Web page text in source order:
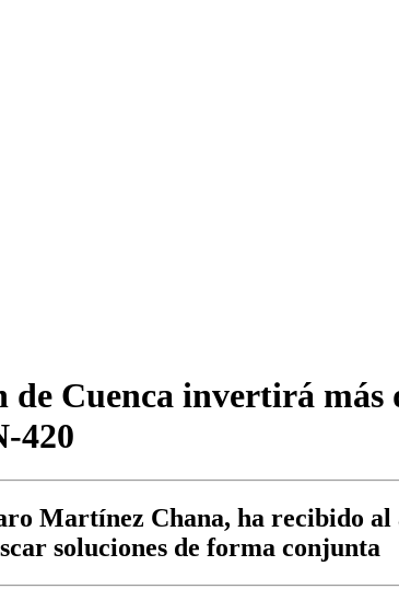
Cuenca invertirá más
420
Martínez Chana, ha recibido al
soluciones de forma conjunta